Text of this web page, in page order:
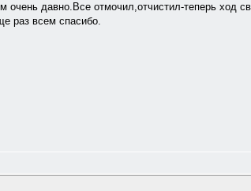
очень давно.Все отмочил,отчистил-теперь ход
раз всем спасибо.